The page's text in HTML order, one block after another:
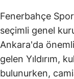
Fenerbahçe
seçimli genel
Ankara'da
gelen Yıldırım,
bulunurken,